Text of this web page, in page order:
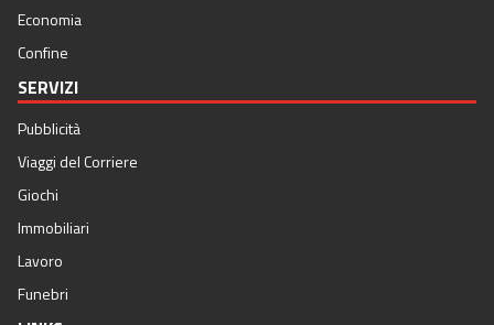
Economia
Confine
SERVIZI
Pubblicità
Viaggi del Corriere
Giochi
Immobiliari
Lavoro
Funebri